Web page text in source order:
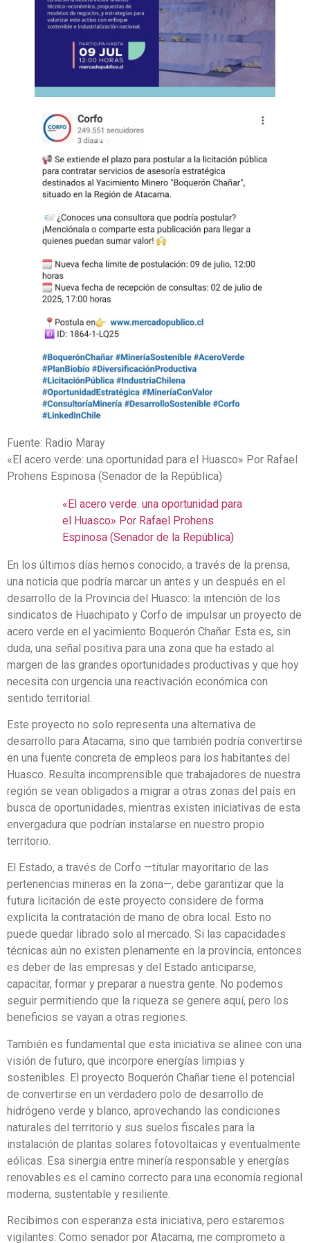
Fuente: Radio Maray
«El acero verde: una oportunidad para el Huasco» Por Rafael
Prohens Espinosa (Senador de la República)
«El acero verde: una oportunidad para
el Huasco» Por Rafael Prohens
Espinosa (Senador de la República)
En los últimos días hemos conocido, a través de la prensa,
una noticia que podría marcar un antes y un después en el
desarrollo de la Provincia del Huasco: la intención de los
sindicatos de Huachipato y Corfo de impulsar un proyecto de
acero verde en el yacimiento Boquerón Chañar. Esta es, sin
duda, una señal positiva para una zona que ha estado al
margen de las grandes oportunidades productivas y que hoy
necesita con urgencia una reactivación económica con
sentido territorial.
Este proyecto no solo representa una alternativa de
desarrollo para Atacama, sino que también podría convertirse
en una fuente concreta de empleos para los habitantes del
Huasco. Resulta incomprensible que trabajadores de nuestra
región se vean obligados a migrar a otras zonas del país en
busca de oportunidades, mientras existen iniciativas de esta
envergadura que podrían instalarse en nuestro propio
territorio.
El Estado, a través de Corfo —titular mayoritario de las
pertenencias mineras en la zona—, debe garantizar que la
futura licitación de este proyecto considere de forma
explícita la contratación de mano de obra local. Esto no
puede quedar librado solo al mercado. Si las capacidades
técnicas aún no existen plenamente en la provincia, entonces
es deber de las empresas y del Estado anticiparse,
capacitar, formar y preparar a nuestra gente. No podemos
seguir permitiendo que la riqueza se genere aquí, pero los
beneficios se vayan a otras regiones.
También es fundamental que esta iniciativa se alinee con una
visión de futuro, que incorpore energías limpias y
sostenibles. El proyecto Boquerón Chañar tiene el potencial
de convertirse en un verdadero polo de desarrollo de
hidrógeno verde y blanco, aprovechando las condiciones
naturales del territorio y sus suelos fiscales para la
instalación de plantas solares fotovoltaicas y eventualmente
eólicas. Esa sinergia entre minería responsable y energías
renovables es el camino correcto para una economía regional
moderna, sustentable y resiliente.
Recibimos con esperanza esta iniciativa, pero estaremos
vigilantes. Como senador por Atacama, me comprometo a